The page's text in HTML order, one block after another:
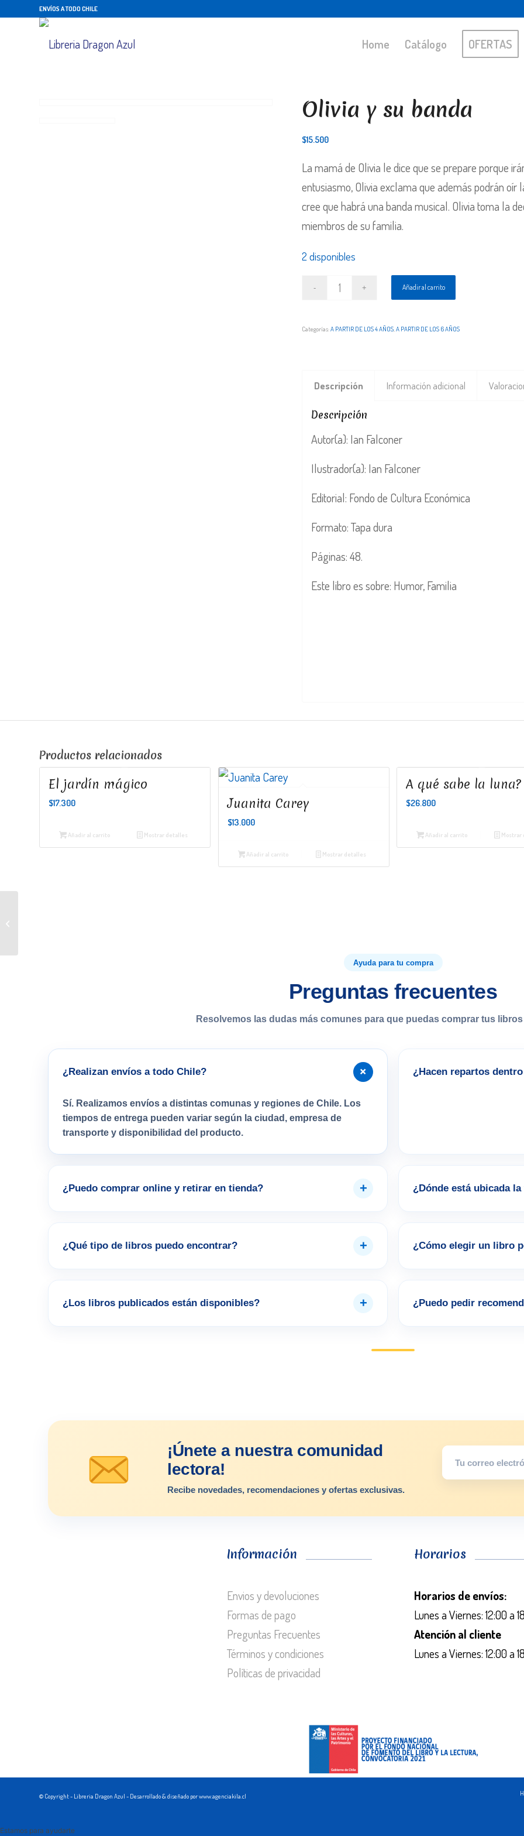
ENVÍOS A TODO CHILE
Home Catálogo OFERTAS
Olivia y su banda
$15.500
La mamá de Olivia le dice que se prepare porque
entusiasmo, Olivia exclama que además podrán oír
cree que habrá una banda musical. Olivia toma la
miembros de su familia.
2 disponibles
Añadir al carrito
Categorías:A PARTIR DE LOS 4 AÑOS ,A PARTIR DE LOS 6 AÑOS
Descripción Información adicional
Descripción
Autor(a): Ian Falconer
Ilustrador(a): Ian Falconer
Editorial: Fondo de Cultura Económica
Formato: Tapa dura
Páginas: 48.
Este libro es sobre: Humor, Familia
Productos relacionados
El jardín mágico
$17.300
Añadir al carrito Mostrar detalles
Juanita Carey
$13.000
Añadir al carrito Mostrar detalles
A qué sabe la luna?
$26.800
Añadir al carrito Mostrar
Ayuda para tu compra
Preguntas frecuentes
Resolvemos las dudas más comunes para que puedas comprar tus
¿Realizan envíos a todo Chile? +
Sí. Realizamos envíos a distintas comunas y regiones de Chile. Los
tiempos de entrega pueden variar según la ciudad, empresa de
transporte y disponibilidad del producto.
¿Hacen repartos
¿Puedo comprar online y retirar en tienda? + ¿Dónde está ubicada
¿Qué tipo de libros puedo encontrar? + ¿Cómo elegir un libro
¿Los libros publicados están disponibles? + ¿Puedo pedir
¡Únete a nuestra comunidad
lectora!
Recibe novedades, recomendaciones y ofertas exclusivas.
Información
Envios y devoluciones
Formas de pago
Preguntas Frecuentes
Términos y condiciones
Políticas de privacidad
Horarios
Horarios de envíos:
Lunes a Viernes: 12:00 a
Atención al cliente
Lunes a Viernes: 12:00 a
© Copyright - Libreria Dragon Azul - Desarrollado & diseñado por www.agenciakila.cl
Estamos para ayudarte